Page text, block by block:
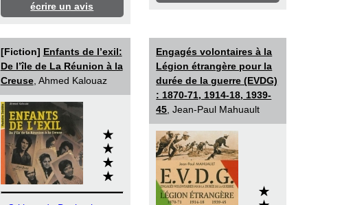
écrire un avis
[Fiction] Enfants de l’exil:
De l’île de La Réunion à la
Creuse, Ahmed Kalouaz
Engagés volontaires à la
Légion étrangère pour la
durée de la guerre (EVDG)
: 1870-71, 1914-18, 1939-
45 , Jean-Paul Mahuault